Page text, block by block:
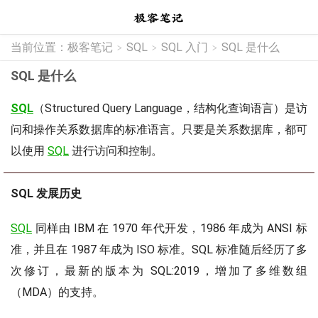
当前位置： 极客笔记 > SQL > SQL 入门 > SQL 是什么
SQL 是什么
SQL （Structured Query Language，结构化查询语言）是访
问和操作关系数据库的标准语言。只要是关系数据库，都可
以使用 SQL 进行访问和控制。
SQL 发展历史
SQL 同样由 IBM 在 1970 年代开发，1986 年成为 ANSI 标
准，并且在 1987 年成为 ISO 标准。SQL 标准随后经历了多
次修订，最新的版本为 SQL:2019，增加了多维数组
（MDA）的支持。